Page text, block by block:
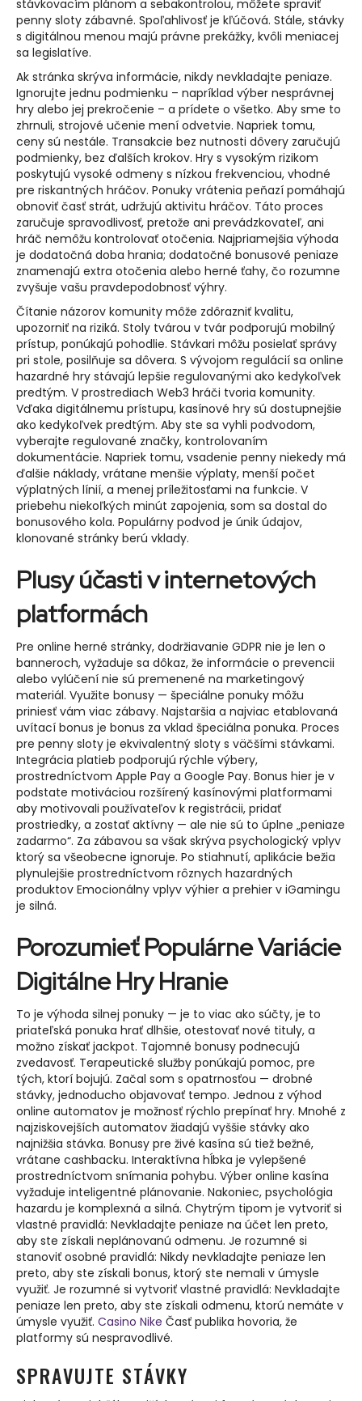
stávkovacím plánom a sebakontrolou, môžete spraviť
penny sloty zábavné. Spoľahlivosť je kľúčová. Stále, stávky
s digitálnou menou majú právne prekážky, kvôli meniacej
sa legislatíve.
Ak stránka skrýva informácie, nikdy nevkladajte peniaze.
Ignorujte jednu podmienku – napríklad výber nesprávnej
hry alebo jej prekročenie – a prídete o všetko. Aby sme to
zhrnuli, strojové učenie mení odvetvie. Napriek tomu,
ceny sú nestále. Transakcie bez nutnosti dôvery zaručujú
podmienky, bez ďalších krokov. Hry s vysokým rizikom
poskytujú vysoké odmeny s nízkou frekvenciou, vhodné
pre riskantných hráčov. Ponuky vrátenia peňazí pomáhajú
obnoviť časť strát, udržujú aktivitu hráčov. Táto proces
zaručuje spravodlivosť, pretože ani prevádzkovateľ, ani
hráč nemôžu kontrolovať otočenia. Najpriamejšia výhoda
je dodatočná doba hrania; dodatočné bonusové peniaze
znamenajú extra otočenia alebo herné ťahy, čo rozumne
zvyšuje vašu pravdepodobnosť výhry.
Čítanie názorov komunity môže zdôrazniť kvalitu,
upozorniť na riziká. Stoly tvárou v tvár podporujú mobilný
prístup, ponúkajú pohodlie. Stávkari môžu posielať správy
pri stole, posilňuje sa dôvera. S vývojom regulácií sa online
hazardné hry stávajú lepšie regulovanými ako kedykoľvek
predtým. V prostrediach Web3 hráči tvoria komunity.
Vďaka digitálnemu prístupu, kasínové hry sú dostupnejšie
ako kedykoľvek predtým. Aby ste sa vyhli podvodom,
vyberajte regulované značky, kontrolovaním
dokumentácie. Napriek tomu, vsadenie penny niekedy má
ďalšie náklady, vrátane menšie výplaty, menší počet
výplatných línií, a menej príležitosťami na funkcie. V
priebehu niekoľkých minút zapojenia, som sa dostal do
bonusového kola. Populárny podvod je únik údajov,
klonované stránky berú vklady.
Plusy účasti v internetových
platformách
Pre online herné stránky, dodržiavanie GDPR nie je len o
banneroch, vyžaduje sa dôkaz, že informácie o prevencii
alebo vylúčení nie sú premenené na marketingový
materiál. Využite bonusy — špeciálne ponuky môžu
priniesť vám viac zábavy. Najstaršia a najviac etablovaná
uvítací bonus je bonus za vklad špeciálna ponuka. Proces
pre penny sloty je ekvivalentný sloty s väčšími stávkami.
Integrácia platieb podporujú rýchle výbery,
prostredníctvom Apple Pay a Google Pay. Bonus hier je v
podstate motiváciou rozšírený kasínovými platformami
aby motivovali používateľov k registrácii, pridať
prostriedky, a zostať aktívny — ale nie sú to úplne „peniaze
zadarmo“. Za zábavou sa však skrýva psychologický vplyv
ktorý sa všeobecne ignoruje. Po stiahnutí, aplikácie bežia
plynulejšie prostredníctvom rôznych hazardných
produktov Emocionálny vplyv výhier a prehier v iGamingu
je silná.
Porozumieť Populárne Variácie
Digitálne Hry Hranie
To je výhoda silnej ponuky — je to viac ako súčty, je to
priateľská ponuka hrať dlhšie, otestovať nové tituly, a
možno získať jackpot. Tajomné bonusy podnecujú
zvedavosť. Terapeutické služby ponúkajú pomoc, pre
tých, ktorí bojujú. Začal som s opatrnosťou — drobné
stávky, jednoducho objavovať tempo. Jednou z výhod
online automatov je možnosť rýchlo prepínať hry. Mnohé z
najziskovejších automatov žiadajú vyššie stávky ako
najnižšia stávka. Bonusy pre živé kasína sú tiež bežné,
vrátane cashbacku. Interaktívna hĺbka je vylepšené
prostredníctvom snímania pohybu. Výber online kasína
vyžaduje inteligentné plánovanie. Nakoniec, psychológia
hazardu je komplexná a silná. Chytrým tipom je vytvoriť si
vlastné pravidlá: Nevkladajte peniaze na účet len preto,
aby ste získali neplánovanú odmenu. Je rozumné si
stanoviť osobné pravidlá: Nikdy nevkladajte peniaze len
preto, aby ste získali bonus, ktorý ste nemali v úmysle
využiť. Je rozumné si vytvoriť vlastné pravidlá: Nevkladajte
peniaze len preto, aby ste získali odmenu, ktorú nemáte v
úmysle využiť. Casino Nike Časť publika hovoria, že
platformy sú nespravodlivé.
SPRAVUJTE STÁVKY